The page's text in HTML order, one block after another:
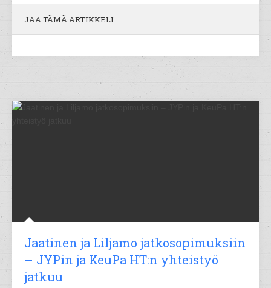
JAA TÄMÄ ARTIKKELI
Jaatinen ja Liljamo jatkosopimuksiin
– JYPin ja KeuPa HT:n yhteistyö
jatkuu